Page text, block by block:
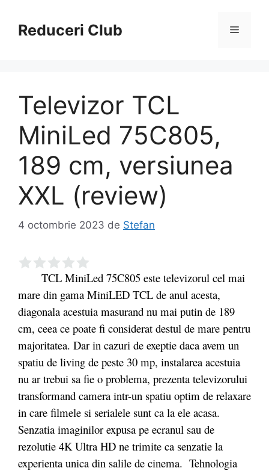
conținutReduceri Club Meniu
Televizor TCL
MiniLed 75C805,
189 cm, versiunea
XXL (review)
4 octombrie 2023 de Stefan
TCL MiniLed 75C805 este televizorul cel mai
mare din gama MiniLED TCL de anul acesta,
diagonala acestuia masurand nu mai putin de 189
cm, ceea ce poate fi considerat destul de mare pentru
majoritatea. Dar in cazuri de exeptie daca avem un
spatiu de living de peste 30 mp, instalarea acestuia
nu ar trebui sa fie o problema, prezenta televizorului
transformand camera intr-un spatiu optim de relaxare
in care filmele si serialele sunt ca la ele acasa.
Senzatia imaginilor expusa pe ecranul sau de
rezolutie 4K Ultra HD ne trimite ca senzatie la
experienta unica din salile de cinema. Tehnologia